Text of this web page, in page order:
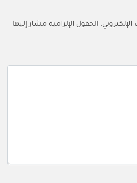
الحقول الإلزامية مشار إليها